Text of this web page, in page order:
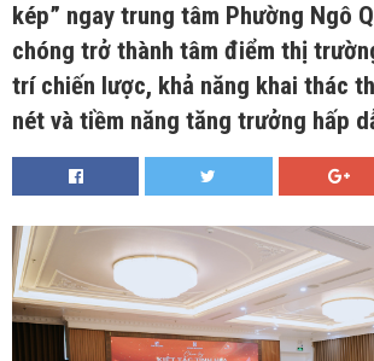
kép” ngay trung tâm Phường Ngô
chóng trở thành tâm điểm thị
trí chiến lược, khả năng khai thác
nét và tiềm năng tăng trưởng hấp